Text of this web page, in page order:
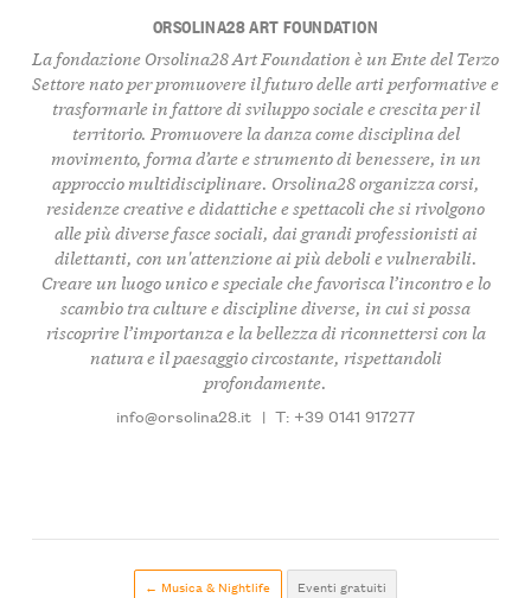
ORSOLINA28 ART FOUNDATION
La fondazione Orsolina28 Art Foundation è un Ente del Terzo
Settorenato per promuovere ilfuturo delle arti performativee
trasformarle in fattore disviluppo socialeecrescita per il
territorio. Promuovere ladanzacomedisciplina del
movimento, forma d’arteestrumento di benessere, in un
approccio multidisciplinare. Orsolina28 organizzacorsi,
residenze creative e didatticheespettacoliche si rivolgono
alle più diversefasce sociali, dai grandi professionistiai
dilettanti, con un'attenzione ai piùdeboli e vulnerabili.
Creare un luogo unico e specialeche favorisca l’incontroe lo
scambiotraculture e discipline diverse, in cui si possa
riscoprire l’importanza e la bellezza di riconnettersi con la
naturae ilpaesaggio circostante, rispettandoli
profondamente.
info@orsolina28.it | T: +39 0141 917277
← Musica & Nightlife Eventi gratuiti